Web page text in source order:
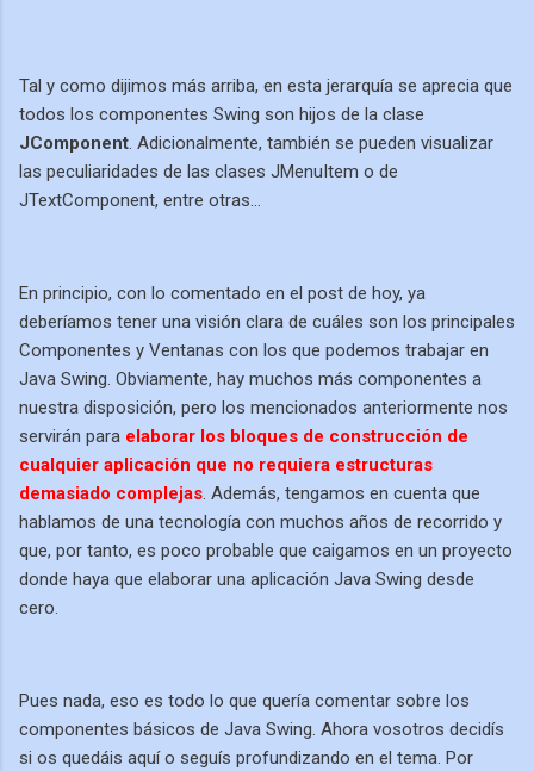
Tal y como dijimos más arriba, en esta jerarquía se aprecia que
todos los componentes Swing son hijos de la clase
JComponent. Adicionalmente, también se pueden visualizar
las peculiaridades de las clases JMenuItem o de
JTextComponent, entre otras...
En principio, con lo comentado en el post de hoy, ya
deberíamos tener una visión clara de cuáles son los principales
Componentes y Ventanas con los que podemos trabajar en
Java Swing. Obviamente, hay muchos más componentes a
nuestra disposición, pero los mencionados anteriormente nos
servirán para elaborar los bloques de construcción de
cualquier aplicación que no requiera estructuras
demasiado complejas. Además, tengamos en cuenta que
hablamos de una tecnología con muchos años de recorrido y
que, por tanto, es poco probable que caigamos en un proyecto
donde haya que elaborar una aplicación Java Swing desde
cero.
Pues nada, eso es todo lo que quería comentar sobre los
componentes básicos de Java Swing. Ahora vosotros decidís
si os quedáis aquí o seguís profundizando en el tema. Por